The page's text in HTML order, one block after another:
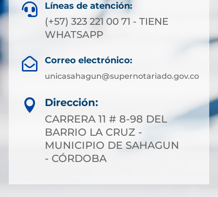
 Líneas de atención:
(+57) 323 221 00 71 - TIENE
WHATSAPP
 Correo electrónico:
unicasahagun@supernotariado.gov.co

Dirección:
CARRERA 11 # 8-98 DEL
BARRIO LA CRUZ -
MUNICIPIO DE SAHAGUN
- CÓRDOBA